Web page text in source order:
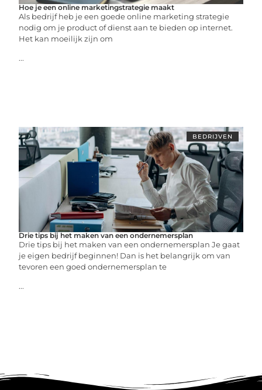
Hoe je een online marketingstrategie maakt
Als bedrijf heb je een goede online marketing strategie
nodig om je product of dienst aan te bieden op internet.
Het kan moeilijk zijn om
...
BEDRIJVEN
Drie tips bij het maken van een ondernemersplan
Drie tips bij het maken van een ondernemersplan Je gaat
je eigen bedrijf beginnen! Dan is het belangrijk om van
tevoren een goed ondernemersplan te
...